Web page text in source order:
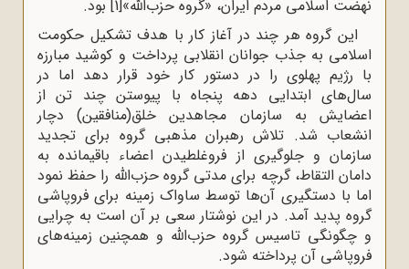
نهضت اسلامی مردم ایران، «گروه حزب‌الله»[1] بود.
این گروه هر چند در آغاز کار با هدف تشکیل حکومت
اسلامی به جذب جوانان انقلابی پرداخت و کوشید مبارزه
با رژیم پهلوی را در دستور کار خود قرار دهد اما در
سال‌های ابتدایی دهه پنجاه با پیوستن چند تن از
اعضایش به سازمان مجاهدین خلق(منافقین) دچار
انشعاب شد. تلاش رهبران مذهبی گروه برای تجدید
سازمان و جلوگیری از فروغلطیدن اعضاء باقیمانده به
دامان التقاط، گرچه برای مدتی گروه حزب‌الله را حفظ نمود
اما با دستگیری آن‌ها توسط ساواک زمینه برای فروپاشی
گروه پدید آمد. در این نوشتار سعی بر آن است به چرایی
و چگونگی تاسیس گروه حزب‌الله و همچنین زمینه‌های
فروپاشی آن پرداخته شود.